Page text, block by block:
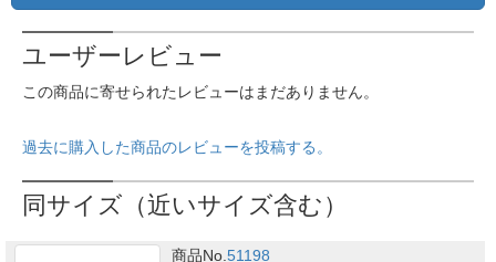
ユーザーレビュー
この商品に寄せられたレビューはまだありません。
過去に購入した商品のレビューを投稿する。
同サイズ（近いサイズ含む）
商品No.51198